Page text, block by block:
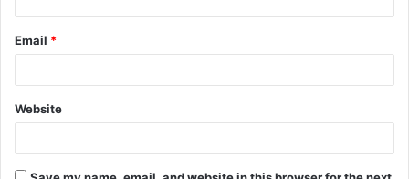
Email *
Website